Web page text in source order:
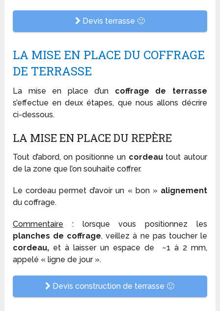
Devis terrasse 🙂
LA MISE EN PLACE DU COFFRAGE
DE TERRASSE
La mise en place d’un coffrage de terrasse
s’effectue en deux étapes, que nous allons décrire
ci-dessous.
LA MISE EN PLACE DU REPÈRE
Tout d’abord, on positionne un cordeautout autour
de la zone que l’on souhaite coffrer.
Le cordeau permet d’avoir un « bon » alignement
du coffrage.
Commentaire : lorsque vous positionnez les
planches de coffrage, veillez à ne pas toucher le
cordeau, et à laisser un espace de ~1 à 2 mm,
appelé « ligne de jour ».
Devis construction de terrasse 🙂